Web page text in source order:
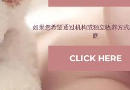
如果您希望通过机构或独立收养方
庭
CLICK HERE